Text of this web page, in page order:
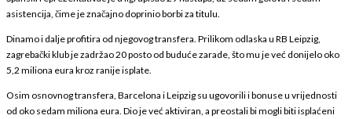
asistencija, čime je značajno doprinio borbi za titulu.
Dinamo i dalje profitira od njegovog transfera. Prilikom odlaska u RB Leipzig,
zagrebački klub je zadržao 20 posto od buduće zarade, što mu je već donijelo oko
5,2 miliona eura kroz ranije isplate.
Osim osnovnog transfera, Barcelona i Leipzig su ugovorili i bonuse u vrijednosti
od oko sedam miliona eura. Dio je već aktiviran, a preostali bi mogli biti isplaćeni